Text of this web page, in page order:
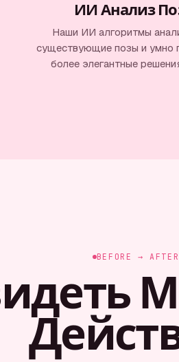
ИИ Анализ
Наши ИИ алгоритмы
существующие позы и умно
более элегантные
BEFORE → AFTER